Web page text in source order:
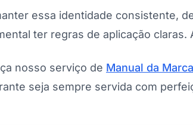
essa identidade consistente,
ter regras de aplicação claras.
nosso serviço de Manual da Marca
seja sempre servida com